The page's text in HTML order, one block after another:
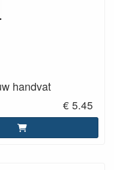
handvat
€ 5.45